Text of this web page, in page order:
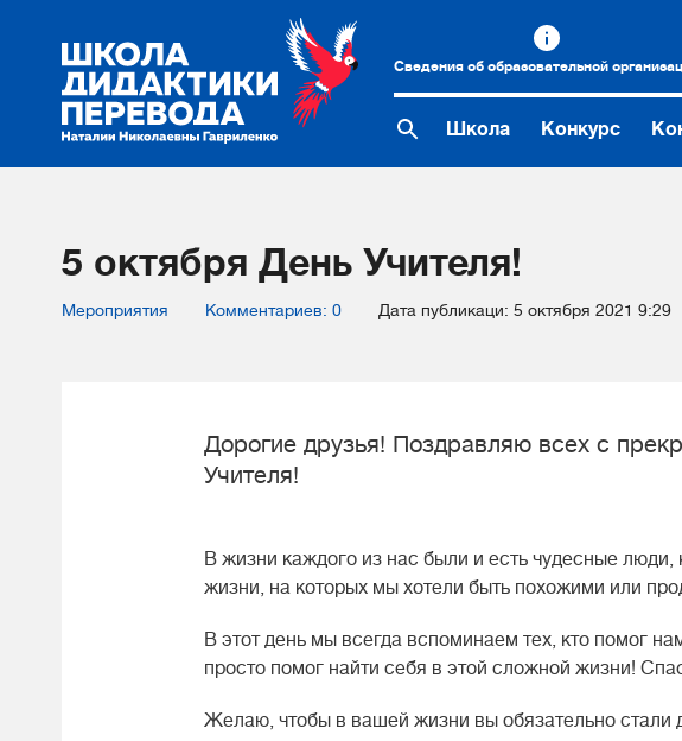
Сведения об образовательной
Школа Конкурс
5 октября День Учителя!
Мероприятия Комментариев: 0 Дата публикаци: 5 октября 2021 9:29
Дорогие друзья! Поздравляю всех с
Учителя!
В жизни каждого из нас были и есть чудесные люди,
жизни, на которых мы хотели быть похожими или
В этот день мы всегда вспоминаем тех, кто помог
просто помог найти себя в этой сложной жизни!
Желаю, чтобы в вашей жизни вы обязательно стали